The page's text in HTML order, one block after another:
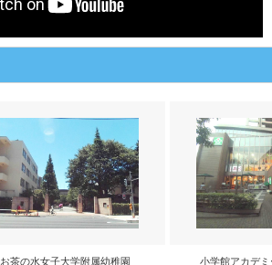
お茶の水女子大学附属幼稚園 小学館アカデ